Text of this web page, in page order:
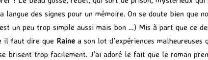
des signes pour un mémoire. On se doute bien que
un peu trop simple aussi mais bon …) Mis à part que ce
il faut dire que Raine a son lot d’expériences malheureuses
brisent trop facilement. J’ai adoré le fait que le roman